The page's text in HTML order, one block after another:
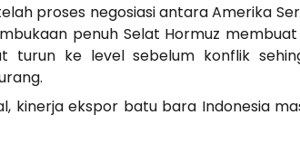
proses negosiasi antara Amerika
penuh Selat Hormuz
turun ke level sebelum konflik
kinerja ekspor batu bara Indonesia